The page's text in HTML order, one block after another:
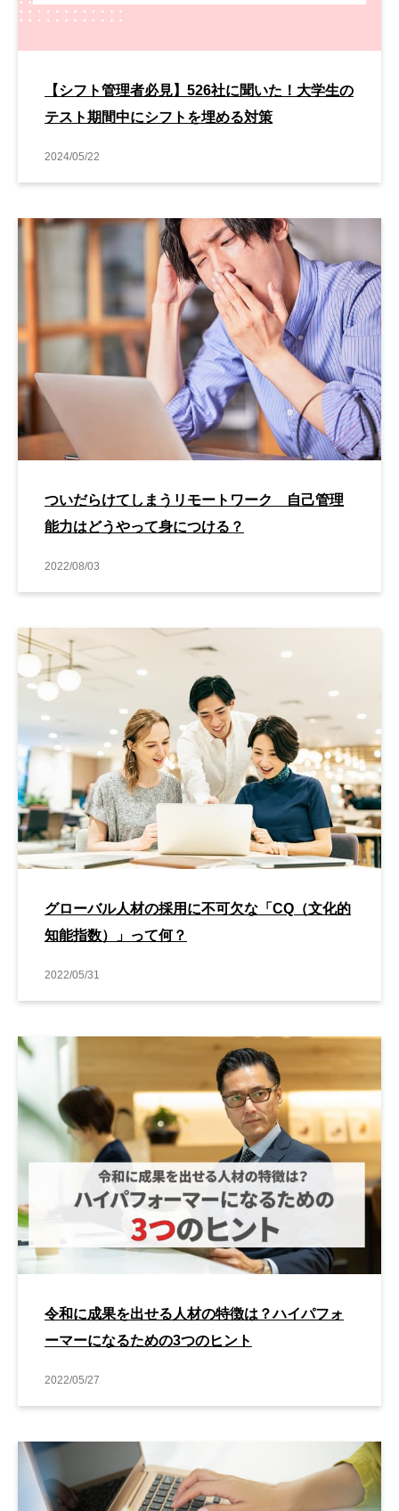
【シフト管理者必見】526社に聞いた！大学生の
テスト期間中にシフトを埋める対策
2024/05/22
ついだらけてしまうリモートワーク 自己管理
能力はどうやって身につける？
2022/08/03
グローバル人材の採用に不可欠な「CQ（文化的
知能指数）」って何？
2022/05/31
令和に成果を出せる人材の特徴は？ハイパフォ
ーマーになるための3つのヒント
2022/05/27